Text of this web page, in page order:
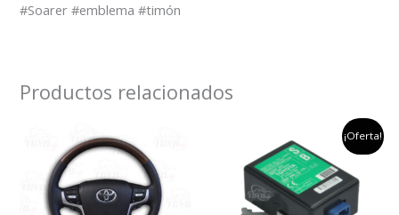
#Soarer #emblema #timón
Productos relacionados
¡Oferta!
precio
original
era:
$400,000.
el
es: